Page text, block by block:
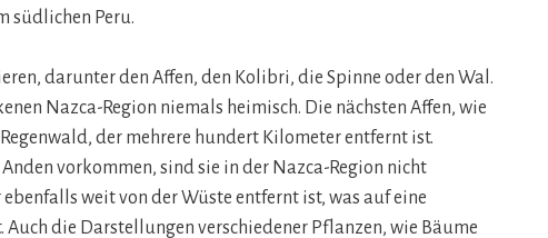
südlichen Peru.
darunter den Affen, den Kolibri, die Spinne oder den Wal.
Nazca-Region niemals heimisch. Die nächsten Affen, wie
der mehrere hundert Kilometer entfernt ist.
vorkommen, sind sie in der Nazca-Region nicht
weit von der Wüste entfernt ist, was auf eine
die Darstellungen verschiedener Pflanzen, wie Bäume